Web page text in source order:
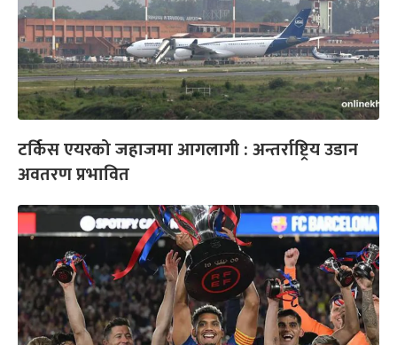
टर्किस एयरको जहाजमा आगलागी : अन्तर्राष्ट्रिय उडान
अवतरण प्रभावित